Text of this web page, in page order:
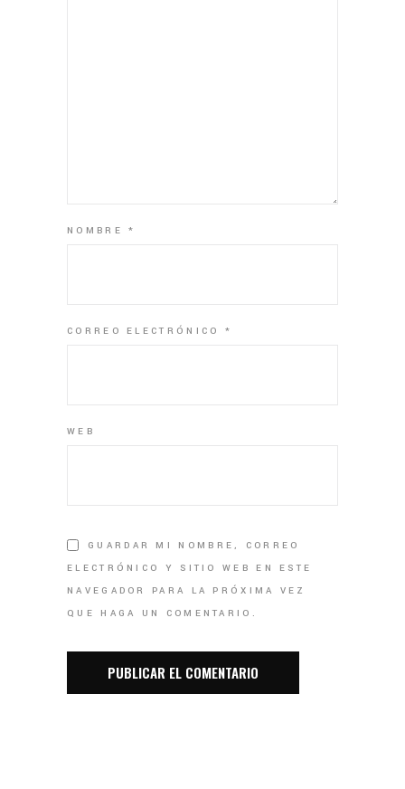
NOMBRE*
CORREO ELECTRÓNICO *
WEB
GUARDAR MI NOMBRE, CORREO
ELECTRÓNICO Y SITIO WEB EN ESTE
NAVEGADOR PARA LA PRÓXIMA VEZ
QUE HAGA UN COMENTARIO.